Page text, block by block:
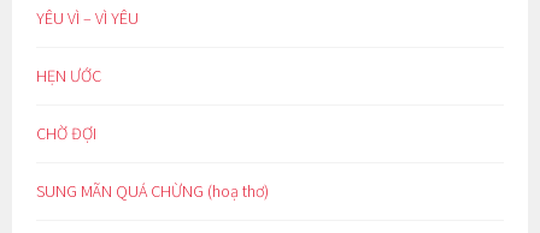
YÊU VÌ – VÌ YÊU
HẸN ƯỚC
CHỜ ĐỢI
SUNG MÃN QUÁ CHỪNG (hoạ thơ)